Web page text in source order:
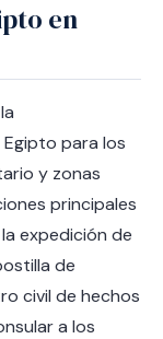
en
para los
y zonas
principales
expedición de
de
civil de hechos
a los